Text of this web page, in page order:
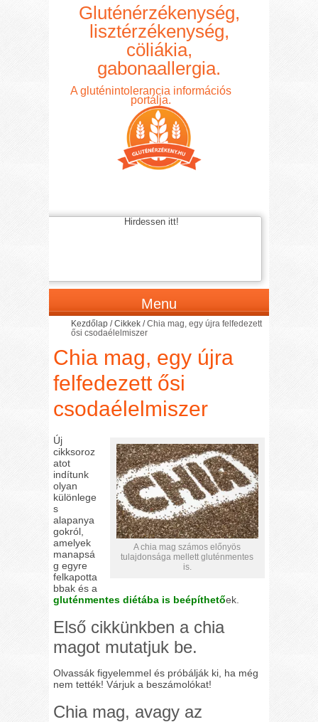
Gluténérzékenység,
lisztérzékenység,
cöliákia,
gabonaallergia.
A gluténintolerancia információs
portálja.
Hirdessen itt!
Menu
Kezdőlap /Cikkek /Chia mag, egy újra felfedezett
ősi csodaélelmiszer
Chia mag, egy újra
felfedezett ősi
csodaélelmiszer
A chia mag számos előnyös
tulajdonsága mellett gluténmentes
is.
Új
cikksoroz
atot
indítunk
olyan
különlege
s
alapanya
gokról,
amelyek
manapsá
g egyre
felkapotta
bbak és a
gluténmentes diétába is beépíthetőek.
Első cikkünkben a chia
magot mutatjuk be.
Olvassák figyelemmel és próbálják ki, ha még
nem tették! Várjuk a beszámolókat!
Chia mag, avagy az